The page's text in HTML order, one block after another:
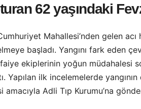
62 yaşındaki
Mahallesi’nden gelen
başladı. Yangını fark eden
ekiplerinin yoğun müdahalesi
Yapılan ilk incelemelerde
Adli Tıp Kurumu’na